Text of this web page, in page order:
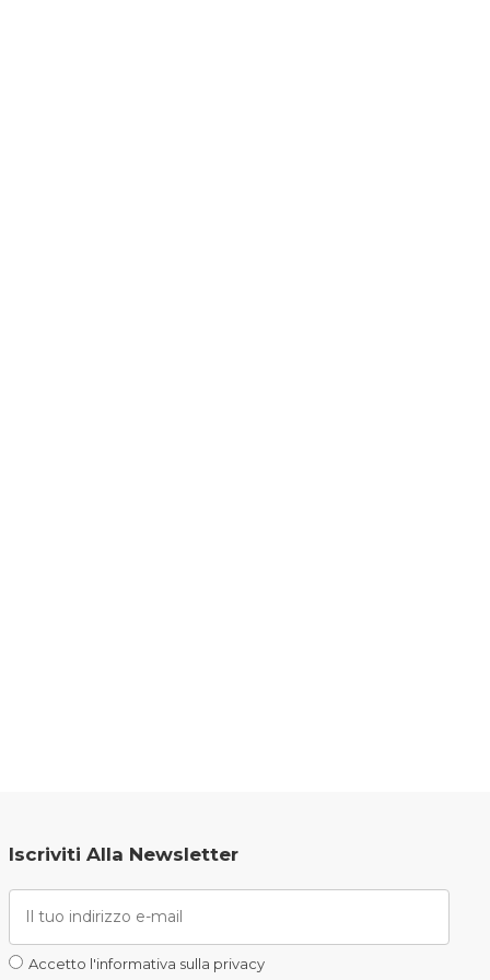
Iscriviti Alla Newsletter
Accetto l'informativa sulla privacy